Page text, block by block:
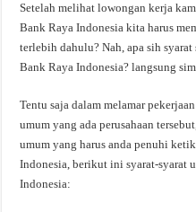
Setelah melihat lowongan kerja
Bank Raya Indonesia kita harus
terlebih dahulu? Nah, apa sih
Bank Raya Indonesia? langsung
Tentu saja dalam melamar
umum yang ada perusahaan
umum yang harus anda penuhi
Indonesia, berikut ini syarat-syarat
Indonesia: